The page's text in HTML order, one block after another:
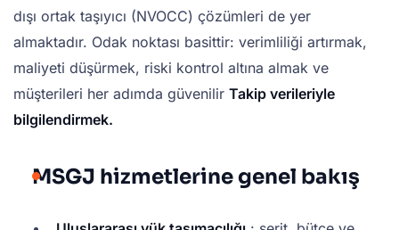
dışı ortak taşıyıcı (NVOCC) çözümleri de yer
almaktadır. Odak noktası basittir: verimliliği artırmak,
maliyeti düşürmek, riski kontrol altına almak ve
müşterileri her adımda güvenilir Takip verileriyle
bilgilendirmek.
MSGJ hizmetlerine genel bakış